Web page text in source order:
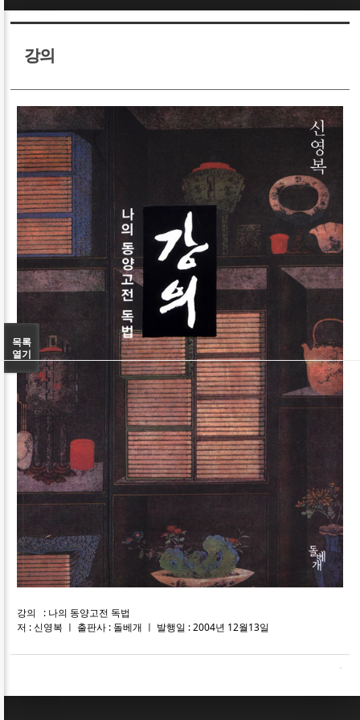
강의
강의 : 나의 동양고전 독법
저 : 신영복 ㅣ 출판사 : 돌베개 ㅣ 발행일 : 2004년 12월13일
목록
열기
Sketchbook5, 스케치북5
Sketchbook5, 스케치북5
Sketchbook5, 스케치북5
Sketchbook5, 스케치북5